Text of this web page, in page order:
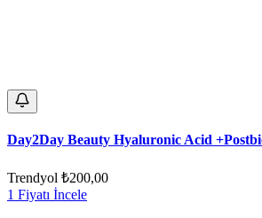
Day2Day Beauty Hyaluronic Acid
Trendyol ₺200,00
1 Fiyatı İncele